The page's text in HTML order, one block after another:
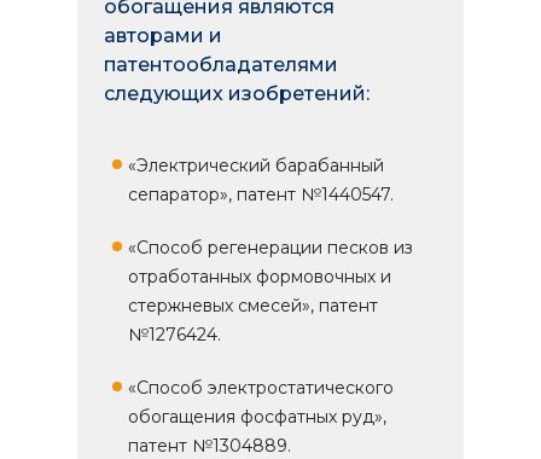
обогащения являются
авторами и
патентообладателями
следующих изобретений:
«Электрический барабанный
сепаратор», патент №1440547.
«Способ регенерации песков из
отработанных формовочных и
стержневых смесей», патент
№1276424.
«Способ электростатического
обогащения фосфатных руд»,
патент №1304889.